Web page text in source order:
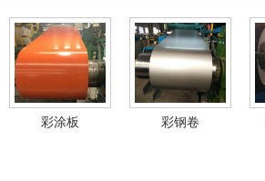
彩涂板 彩钢卷